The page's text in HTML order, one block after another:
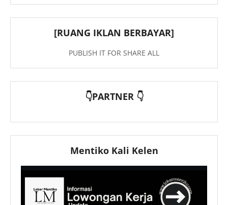
[RUANG IKLAN BERBAYAR]
PUBLISH IT FOR SHARE ALL
👇PARTNER 👇
Mentiko Kali Kelen